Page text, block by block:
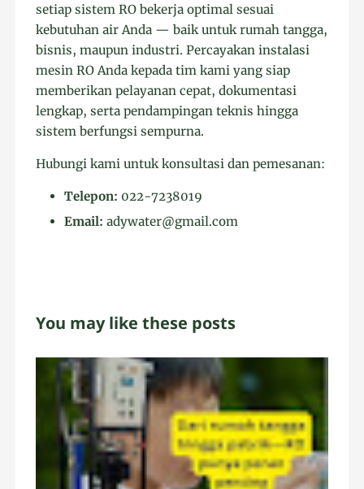
setiap sistem RO bekerja optimal sesuai
kebutuhan air Anda — baik untuk rumah tangga,
bisnis, maupun industri. Percayakan instalasi
mesin RO Anda kepada tim kami yang siap
memberikan pelayanan cepat, dokumentasi
lengkap, serta pendampingan teknis hingga
sistem berfungsi sempurna.
Hubungi kami untuk konsultasi dan pemesanan:
Telepon: 022-7238019
Email: adywater@gmail.com
You may like these posts